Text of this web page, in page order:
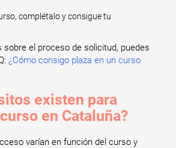
complétalo y consigue tu
sobre el proceso de solicitud, puedes
¿Cómo consigo plaza en un curso
existen para
en Cataluña?
varían en función del curso y